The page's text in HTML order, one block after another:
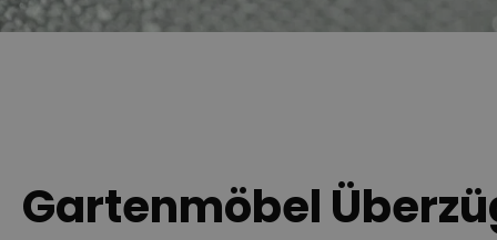
Gartenmöbel